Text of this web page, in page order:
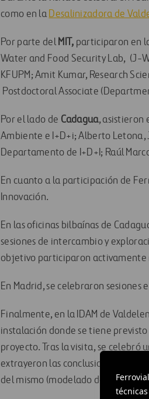
como en la Desalinizadora de
Por parte delMIT, participaron en
Water and Food Security Lab, (J-
KFUPM; Amit Kumar, Research
Postdoctoral Associate
Por el lado de Cadagua, asistieron
Ambiente e I+D+i; Alberto Letona,
Departamento de I+D+I; Raúl
En cuanto a la participación de
Innovación.
En las oficinas bilbaínas de
sesiones de intercambio y
objetivo participaron activamente
En Madrid, se celebraron
Finalmente, en la IDAM de
instalación donde se tiene
proyecto. Tras la visita, se celebró
extrayeron las conclusiones a
del mismo (modelado del proceso).